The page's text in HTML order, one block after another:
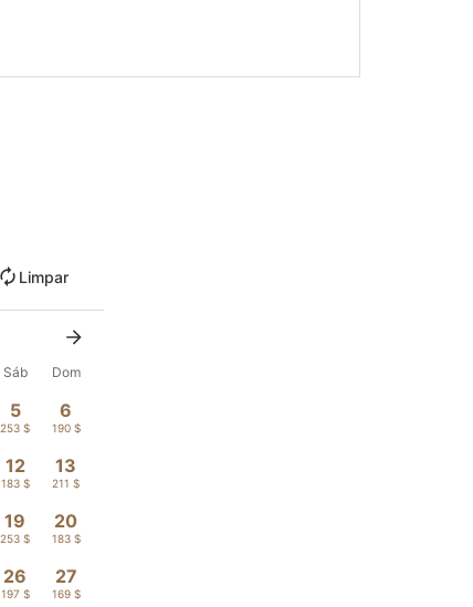
Limpar
Sáb Dom
5
253 $
6
190 $
12
183 $
13
211 $
19
253 $
20
183 $
26
197 $
27
169 $